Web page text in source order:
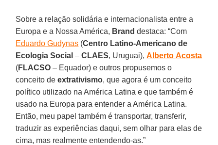
Sobre a relação solidária e internacionalista entre a
Europa e a Nossa América, Brand destaca: “Com
Eduardo Gudynas (Centro Latino-Americano de
Ecologia Social–CLAES, Uruguai),Alberto Acosta
(FLACSO – Equador) e outros propusemos o
conceito deextrativismo, que agora é um conceito
político utilizado na América Latina e que também é
usado na Europa para entender a América Latina.
Então, meu papel também é transportar, transferir,
traduzir as experiências daqui, sem olhar para elas de
cima, mas realmente entendendo-as.”